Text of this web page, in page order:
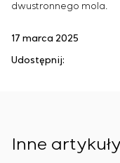
dwustronnego mola.
17 marca 2025
Udostępnij:
Inne artykuły